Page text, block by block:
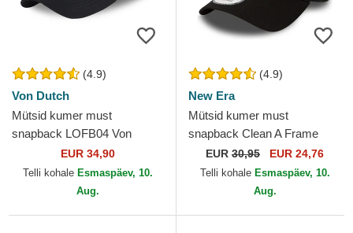
(4.9)
Von Dutch
Mütsid kumer must
snapback LOFB04 Von
EUR 34,90
Telli kohale Esmaspäev, 10.
Aug.
(4.9)
New Era
Mütsid kumer must
snapback Clean A Frame
New York Yankees MLB New
Era
EUR 30,95 EUR 24,76
Telli kohale Esmaspäev, 10.
Aug.